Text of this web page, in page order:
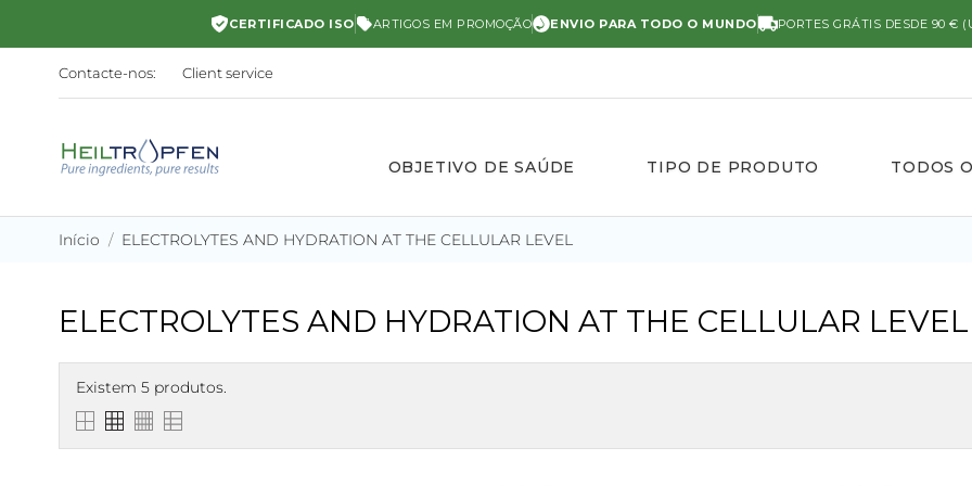
CERTIFICADO ISO ARTIGOS EM PROMOÇÃO ENVIO PARA TODO O MUNDO PORTES GRÁTIS DESDE 90 €
Contacte-nos: Client service
OBJETIVO DE SAÚDE TIPO DE PRODUTO TODOS
Início ELECTROLYTES AND HYDRATION AT THE CELLULAR LEVEL
ELECTROLYTES AND HYDRATION AT THE CELLULAR LEVEL
Existem 5 produtos.